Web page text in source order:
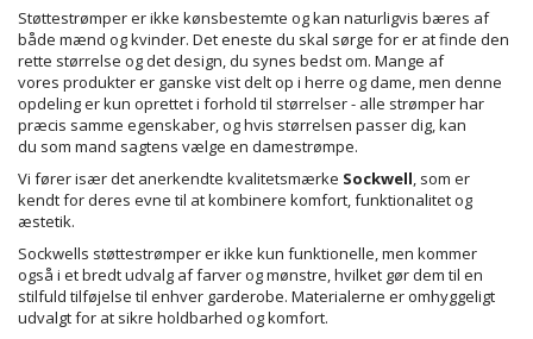
Støttestrømper er ikke kønsbestemte og kan naturligvis bæres af
både mænd og kvinder. Det eneste du skal sørge for er at finde den
rette størrelse og det design, du synes bedst om. Mange af
vores produkter er ganske vist delt op i herre og dame, men denne
opdeling er kun oprettet i forhold til størrelser - alle strømper har
præcis samme egenskaber, og hvis størrelsen passer dig, kan
du som mand sagtens vælge en damestrømpe.
Vi fører især det anerkendte kvalitetsmærke Sockwell, som er
kendt for deres evne til at kombinere komfort, funktionalitet og
æstetik.
Sockwells støttestrømper er ikke kun funktionelle, men kommer
også i et bredt udvalg af farver og mønstre, hvilket gør dem til en
stilfuld tilføjelse til enhver garderobe. Materialerne er omhyggeligt
udvalgt for at sikre holdbarhed og komfort.